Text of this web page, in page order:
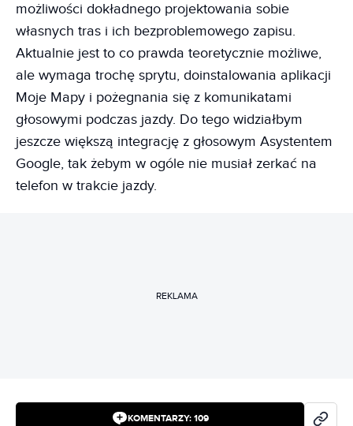
możliwości dokładnego projektowania sobie
własnych tras i ich bezproblemowego zapisu.
Aktualnie jest to co prawda teoretycznie możliwe,
ale wymaga trochę sprytu, doinstalowania aplikacji
Moje Mapy i pożegnania się z komunikatami
głosowymi podczas jazdy. Do tego widziałbym
jeszcze większą integrację z głosowym Asystentem
Google, tak żebym w ogóle nie musiał zerkać na
telefon w trakcie jazdy.
REKLAMA
KOMENTARZY: 109